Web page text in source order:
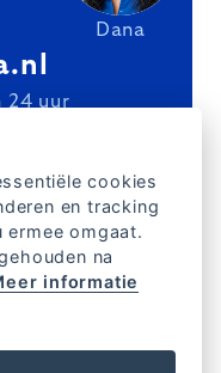
Dana
24 uur
NL
cookies
en tracking
omgaat.
na
informatie